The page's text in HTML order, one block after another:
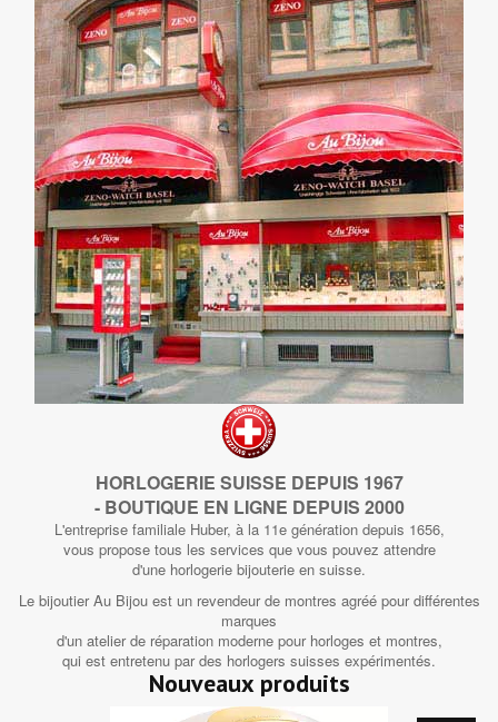
HORLOGERIE SUISSE DEPUIS 1967
- BOUTIQUE EN LIGNE DEPUIS 2000
L'entreprise familiale Huber, à la 11e génération depuis 1656,
vous propose tous les services que vous pouvez attendre
d'une horlogerie bijouterie en suisse.
Le bijoutier Au Bijou est un revendeur de montres agréé pour différentes
marques
d'un atelier de réparation moderne pour horloges et montres,
qui est entretenu par des horlogers suisses expérimentés.
Nouveaux produits